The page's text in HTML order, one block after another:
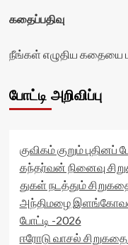
கதைப்பதிவு
நீங்கள் எழுதிய கதையை
போட்டி அறிவிப்பு
குவிகம் குறும் புதினப்
கந்தர்வன் நினைவு
துகள் நடத்தும்
அந்திமழை
போட்டி -2026
ஈரோடு வாசல் சிறுகதை